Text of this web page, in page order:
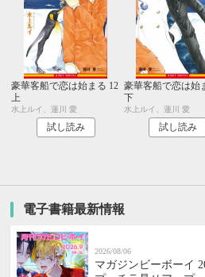
豪華客船で恋は始まる 12
上
水上ルイ、蓮川 愛
試し読み
豪華客船で恋は始
下
水上ルイ、蓮川 愛
試し読み
電子書籍最新情報
2026/08/06
マガジンビーボーイ